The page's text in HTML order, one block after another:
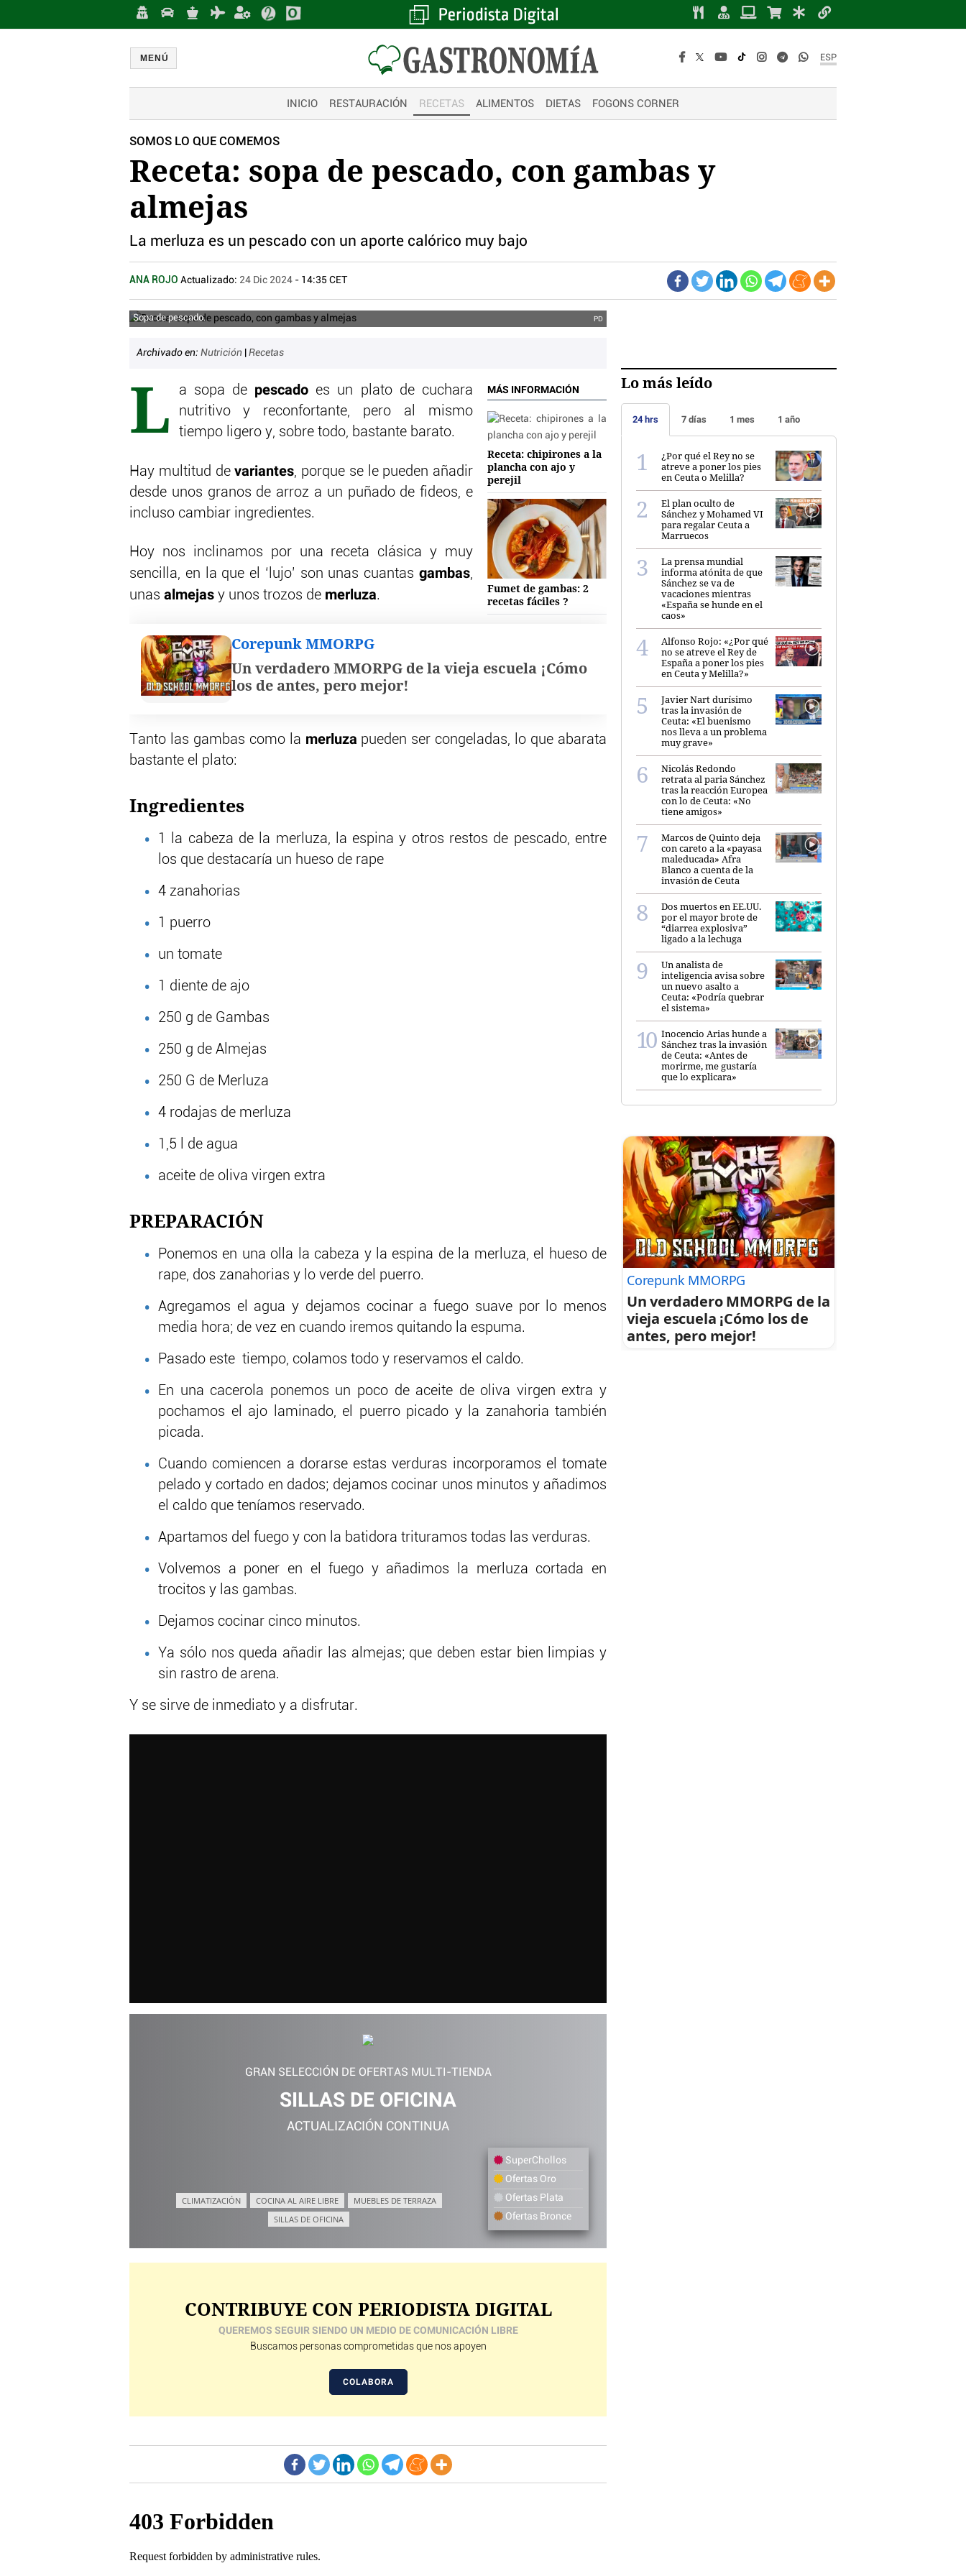
ESP
MENÚ
INICIO RESTAURACIÓN RECETAS ALIMENTOS DIETAS FOGONS CORNER
SOMOS LO QUE COMEMOS
Receta: sopa de pescado, con gambas y
almejas
La merluza es un pescado con un aporte calórico muy bajo
ANA ROJO Actualizado: 24 Dic 2024 - 14:35 CET
Sopa de pescado. PD
Archivado en: Nutrición Recetas
MÁS INFORMACIÓN
Receta: chipirones a la
plancha con ajo y
perejil
Fumet de gambas: 2
recetas fáciles ?
L a sopa de pescado es un plato de cuchara
nutritivo y reconfortante, pero al mismo
tiempo ligero y, sobre todo, bastante barato.
Hay multitud devariantes, porque se le pueden añadir
desde unos granos de arroz a un puñado de fideos, e
incluso cambiar ingredientes.
Hoy nos inclinamos por una receta clásica y muy
sencilla, en la que el ‘lujo’ son unas cuantas gambas,
unas almejas y unos trozos de merluza.
Corepunk MMORPG
Un verdadero MMORPG de la vieja escuela ¡Cómo
los de antes, pero mejor!
Tanto las gambas como la merluza pueden ser congeladas, lo que abarata
bastante el plato:
Ingredientes
1 la cabeza de la merluza, la espina y otros restos de pescado, entre
los que destacaría un hueso de rape
4 zanahorias
1 puerro
un tomate
1 diente de ajo
250 g de Gambas
250 g de Almejas
250 G de Merluza
4 rodajas de merluza
1,5 l de agua
aceite de oliva virgen extra
PREPARACIÓN
Ponemos en una olla la cabeza y la espina de la merluza, el hueso de
rape, dos zanahorias y lo verde del puerro.
Agregamos el agua y dejamos cocinar a fuego suave por lo menos
media hora; de vez en cuando iremos quitando la espuma.
Pasado este tiempo, colamos todo y reservamos el caldo.
En una cacerola ponemos un poco de aceite de oliva virgen extra y
pochamos el ajo laminado, el puerro picado y la zanahoria también
picada.
Cuando comiencen a dorarse estas verduras incorporamos el tomate
pelado y cortado en dados; dejamos cocinar unos minutos y añadimos
el caldo que teníamos reservado.
Apartamos del fuego y con la batidora trituramos todas las verduras.
Volvemos a poner en el fuego y añadimos la merluza cortada en
trocitos y las gambas.
Dejamos cocinar cinco minutos.
Ya sólo nos queda añadir las almejas; que deben estar bien limpias y
sin rastro de arena.
Y se sirve de inmediato y a disfrutar.
GRAN SELECCIÓN DE OFERTAS MULTI-TIENDA
SILLAS DE OFICINA
ACTUALIZACIÓN CONTINUA
CLIMATIZACIÓN COCINA AL AIRE LIBRE
MUEBLES DE TERRAZA
SILLAS DE OFICINA
SuperChollos
Ofertas Oro
Ofertas Plata
Ofertas Bronce
CONTRIBUYE CON PERIODISTA DIGITAL
QUEREMOS SEGUIR SIENDO UN MEDIO DE COMUNICACIÓN LIBRE
Buscamos personas comprometidas que nos apoyen
COLABORA
Lo más leído
24 hrs 7 días 1 mes 1 año
¿Por qué el Rey no se
atreve a poner los pies
en Ceuta o Melilla?
El plan oculto de
Sánchez y Mohamed VI
para regalar Ceuta a
Marruecos
La prensa mundial
informa atónita de que
Sánchez se va de
vacaciones mientras
«España se hunde en el
caos»
Alfonso Rojo: «¿Por qué
no se atreve el Rey de
España a poner los pies
en Ceuta y Melilla?»
Javier Nart durísimo
tras la invasión de
Ceuta: «El buenismo
nos lleva a un problema
muy grave»
Nicolás Redondo
retrata al paria Sánchez
tras la reacción Europea
con lo de Ceuta: «No
tiene amigos»
Marcos de Quinto deja
con careto a la «payasa
maleducada» Afra
Blanco a cuenta de la
invasión de Ceuta
Dos muertos en EE.UU.
por el mayor brote de
“diarrea explosiva”
ligado a la lechuga
Un analista de
inteligencia avisa sobre
un nuevo asalto a
Ceuta: «Podría quebrar
el sistema»
Inocencio Arias hunde a
Sánchez tras la invasión
de Ceuta: «Antes de
morirme, me gustaría
que lo explicara»
Corepunk MMORPG
Un verdadero MMORPG de la
vieja escuela ¡Cómo los de
antes, pero mejor!